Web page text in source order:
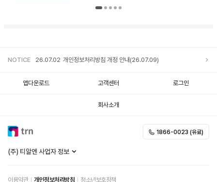
NOTICE 26.07.02 개인정보처리방침 개정 안내(26.07.09)
앱다운로드 고객센터 로그인
회사소개
(주) 티알엔 사업자 정보
이용약관 개인정보처리방침 청소년보호정책
1866-0023 (유료)